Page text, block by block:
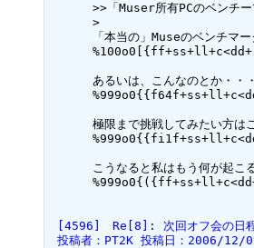
[4596]　Re[8]: 次回オフ会の日
投稿者：PT2K 投稿日：